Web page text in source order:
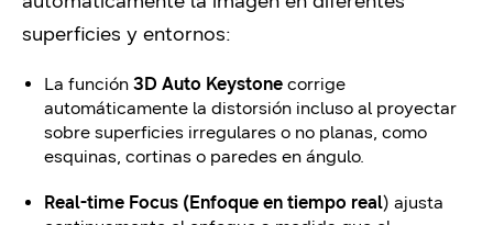
superficies y entornos:
La función 3D Auto Keystone corrige
automáticamente la distorsión incluso al proyectar
sobre superficies irregulares o no planas, como
esquinas, cortinas o paredes en ángulo.
Real-time Focus (Enfoque en tiempo real) ajusta